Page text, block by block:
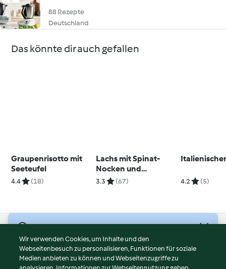
88 Rezepte
Deutschland
Das könnte dir auch gefallen
Graupenrisotto mit
Seeteufel
4.4 (18)
Lachs mit Spinat-
Nocken und
Zitronensauce
3.3 (67) 4.2 (5)
Nutzungsbedingungen
Datenschutzrichtlinien
Wir verwenden Cookies, um Inhalte und den
Webseitenbesuch zu personalisieren, Funktionen für soziale
Medien anbieten zu können und Webseitenzugriffe zu